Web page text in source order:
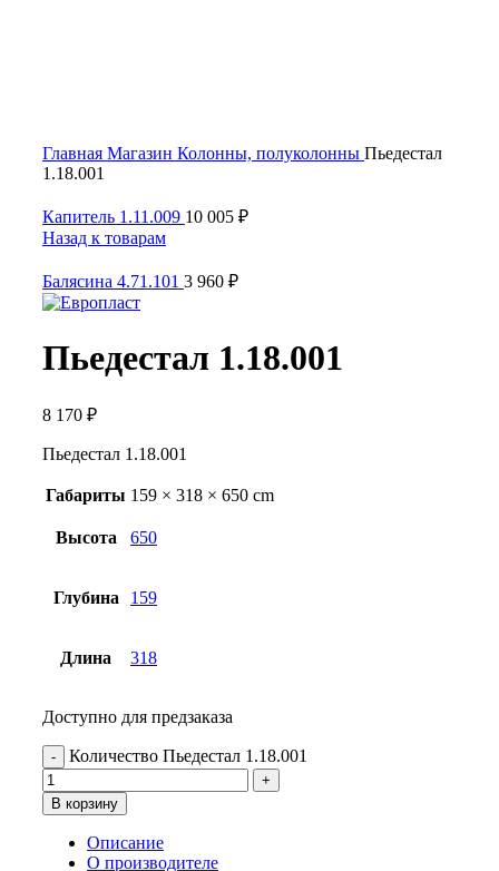
Главная Магазин Колонны, полуколонны Пьедестал
1.18.001
Капитель 1.11.009 10 005 ₽
Назад к товарам
Балясина 4.71.101 3 960 ₽
Пьедестал 1.18.001
8 170 ₽
Пьедестал 1.18.001
Габариты 159 × 318 × 650 cm
Высота 650
Глубина 159
Длина 318
Доступно для предзаказа
Количество Пьедестал 1.18.001
В корзину
Описание
О производителе